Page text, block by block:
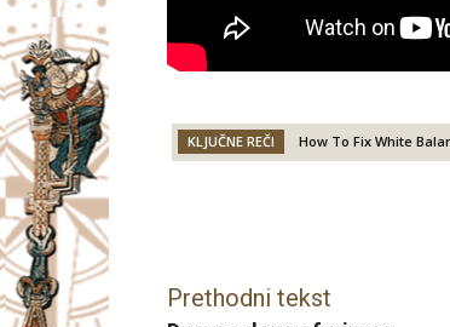
KLJUČNE REČI How To Fix White
Prethodni tekst